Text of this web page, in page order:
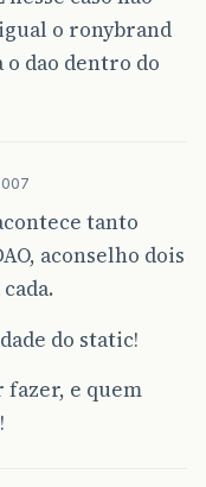
o ronybrand
dao dentro do
tanto
aconselho dois
do static!
e quem